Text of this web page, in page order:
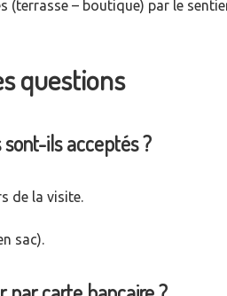
(terrasse – boutique) par le
questions
sont-ils acceptés ?
de la visite.
sac).